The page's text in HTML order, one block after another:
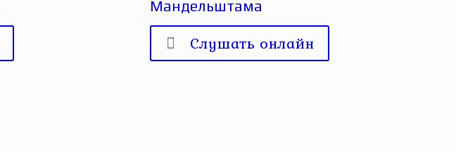
Мандельштама
Слушать онлайн